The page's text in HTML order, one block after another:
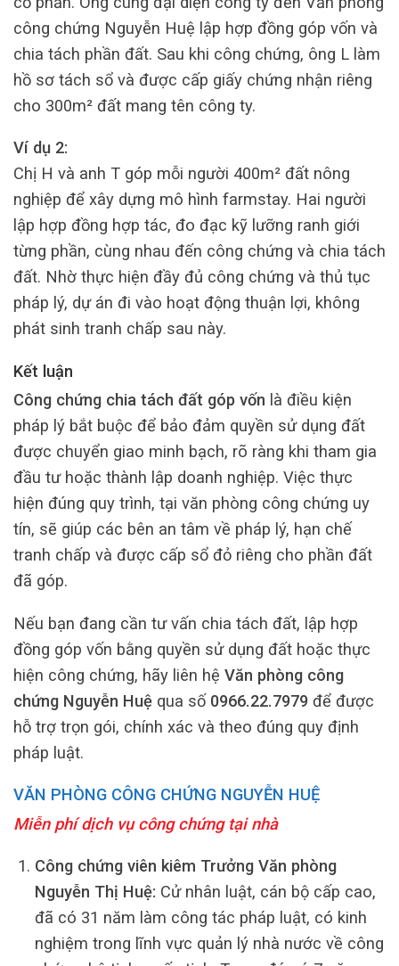
công chứng Nguyễn Huệ lập hợp đồng góp vốn và
chia tách phần đất. Sau khi công chứng, ông L làm
hồ sơ tách sổ và được cấp giấy chứng nhận riêng
cho 300m² đất mang tên công ty.
Ví dụ 2:
Chị H và anh T góp mỗi người 400m² đất nông
nghiệp để xây dựng mô hình farmstay. Hai người
lập hợp đồng hợp tác, đo đạc kỹ lưỡng ranh giới
từng phần, cùng nhau đến công chứng và chia tách
đất. Nhờ thực hiện đầy đủ công chứng và thủ tục
pháp lý, dự án đi vào hoạt động thuận lợi, không
phát sinh tranh chấp sau này.
Kết luận
Công chứng chia tách đất góp vốn là điều kiện
pháp lý bắt buộc để bảo đảm quyền sử dụng đất
được chuyển giao minh bạch, rõ ràng khi tham gia
đầu tư hoặc thành lập doanh nghiệp. Việc thực
hiện đúng quy trình, tại văn phòng công chứng uy
tín, sẽ giúp các bên an tâm về pháp lý, hạn chế
tranh chấp và được cấp sổ đỏ riêng cho phần đất
đã góp.
Nếu bạn đang cần tư vấn chia tách đất, lập hợp
đồng góp vốn bằng quyền sử dụng đất hoặc thực
hiện công chứng, hãy liên hệ Văn phòng công
chứng Nguyễn Huệ qua số 0966.22.7979 để được
hỗ trợ trọn gói, chính xác và theo đúng quy định
pháp luật.
VĂN PHÒNG CÔNG CHỨNG NGUYỄN HUỆ
Miễn phí dịch vụ công chứng tại nhà
Công chứng viên kiêm Trưởng Văn phòng
Nguyễn Thị Huệ: Cử nhân luật, cán bộ cấp cao,
đã có 31 năm làm công tác pháp luật, có kinh
nghiệm trong lĩnh vực quản lý nhà nước về công